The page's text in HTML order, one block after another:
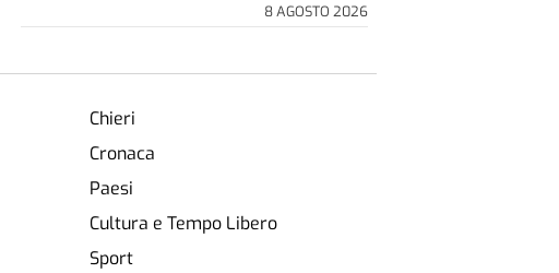
8 AGOSTO 2026
Chieri
Cronaca
Paesi
Cultura e Tempo Libero
Sport